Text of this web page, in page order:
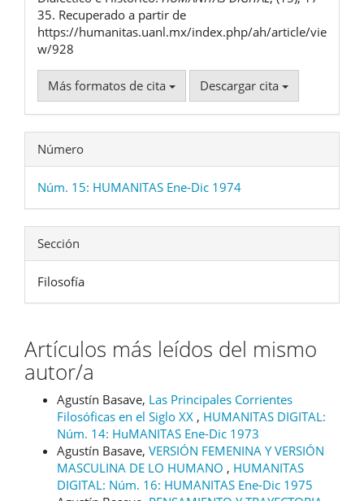
35. Recuperado a partir de
https://humanitas.uanl.mx/index.php/ah/article/vie
w/928
Más formatos de cita Descargar cita
Número
Núm. 15: HUMANITAS Ene-Dic 1974
Sección
Filosofía
Artículos más leídos del mismo
autor/a
Agustín Basave, Las Principales Corrientes
Filosóficas en el Siglo XX , HUMANITAS DIGITAL:
Núm. 14: HuMANITAS Ene-Dic 1973
Agustín Basave, VERSIÓN FEMENINA Y VERSIÓN
MASCULINA DE LO HUMANO , HUMANITAS
DIGITAL: Núm. 16: HUMANITAS Ene-Dic 1975